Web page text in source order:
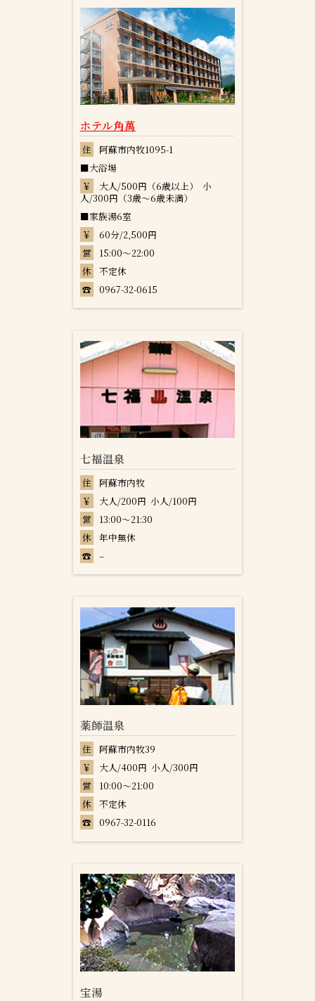
ホテル角萬
住
阿蘇市内牧1095-1
■大浴場
￥
大人/500円（6歳以上） 小
人/300円（3歳～6歳未満）
■家族湯6室
￥
60分/2,500円
営
15:00～22:00
休
不定休
☎
0967-32-0615
七福温泉
住
阿蘇市内牧
￥
大人/200円 小人/100円
営
13:00～21:30
休
年中無休
☎
–
薬師温泉
住
阿蘇市内牧39
￥
大人/400円 小人/300円
営
10:00～21:00
休
不定休
☎
0967-32-0116
宝湯